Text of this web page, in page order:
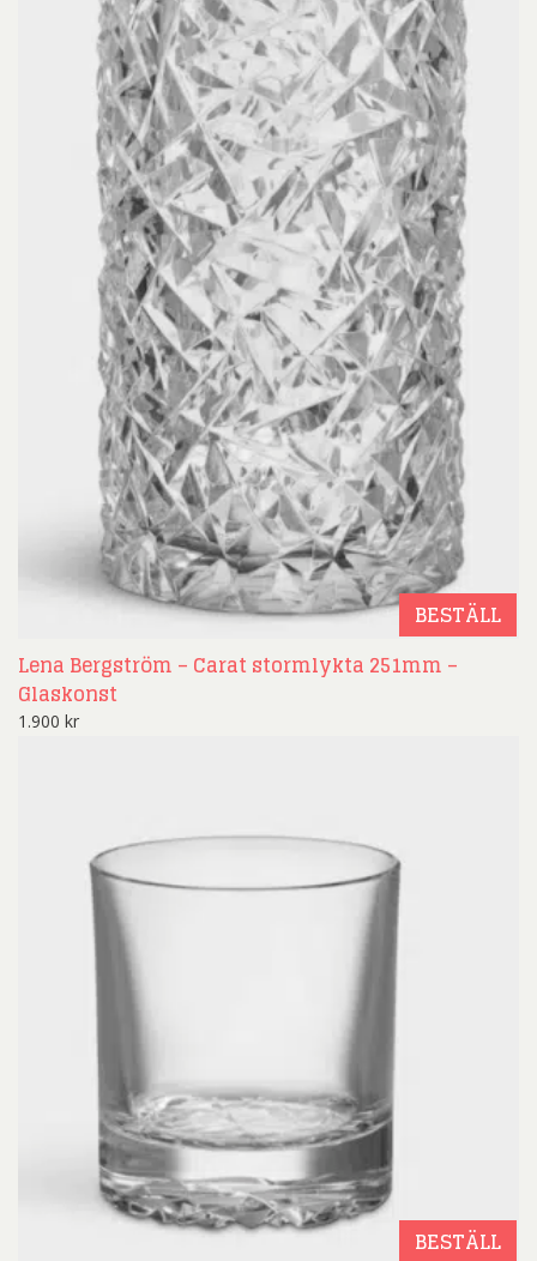
BESTÄLL
Lena Bergström – Carat stormlykta 251mm –
Glaskonst
1.900 kr
BESTÄLL